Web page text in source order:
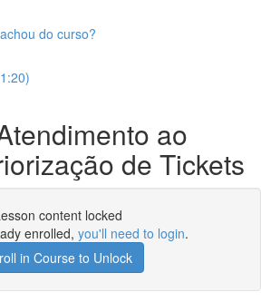
do curso?
ao
de Tickets
content locked
enrolled, you'll need to login.
in Course to Unlock